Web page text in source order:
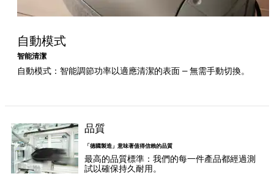
自動模式
智能清潔
自動模式：智能調節功率以適應清潔的表面 – 無需手動切換。
品質
「德國製造」意味著值得信賴的品質
最高的品質標準：我們的每一件產品都經過測
試以確保持久耐用。